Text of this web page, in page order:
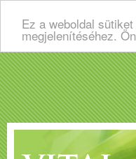
Ez a weboldal
megjelenítéséhez.